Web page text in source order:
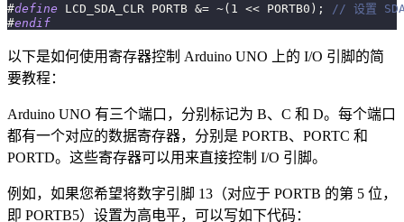
#define LCD_SDA_CLR PORTB &= ~( 1 << PORTB0 ) ;
// 设置
#endif
以下是如何使用寄存器控制 Arduino UNO 上的 I/O 引脚的简
要教程：
Arduino UNO 有三个端口，分别标记为 B、C 和 D。每个端口
都有一个对应的数据寄存器，分别是 PORTB、PORTC 和
PORTD。这些寄存器可以用来直接控制 I/O 引脚。
例如，如果您希望将数字引脚 13（对应于 PORTB 的第 5 位，
即 PORTB5）设置为高电平，可以写如下代码：